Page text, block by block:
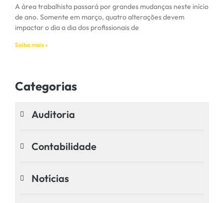
A área trabalhista passará por grandes mudanças neste início
de ano. Somente em março, quatro alterações devem
impactar o dia a dia dos profissionais de
Saiba mais »
Categorias
Auditoria
Contabilidade
Notícias